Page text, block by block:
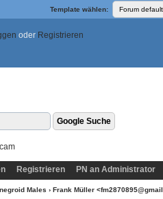
Template wählen:
oder Registrieren
Registrieren PN an Administrator
Males › Frank Müller